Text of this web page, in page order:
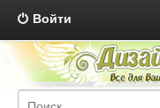
Войти